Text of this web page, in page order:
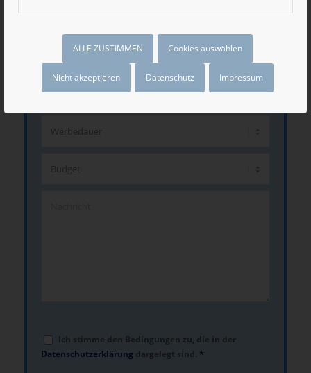
ALLE ZUSTIMMEN Cookies auswählen
Nicht akzeptieren Datenschutz Impressum
Ich stimme den Bedingungen zu, die in der
Datenschutzerklärungdargelegt sind. *